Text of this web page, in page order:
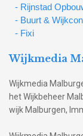
- Rijnstad
- Buurt &
- Fixi
Wijkmedia
Wijkmedia
het Wijkbeheer
wijk Malburgen,